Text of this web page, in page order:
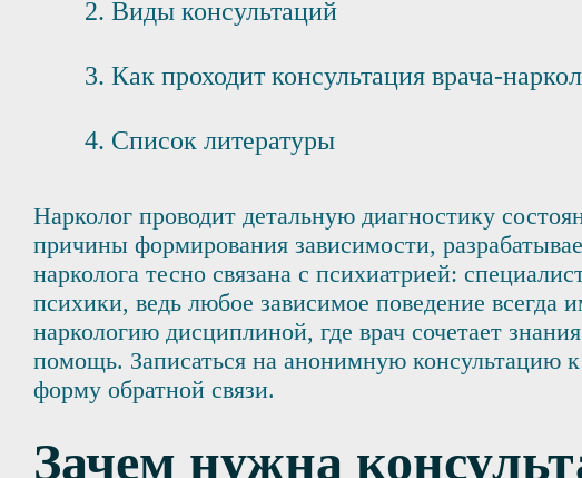
Виды консультаций
Как проходит консультация врача-
Список литературы
Нарколог проводит детальную диагностику
причины формирования зависимости,
нарколога тесно связана с психиатрией:
психики, ведь любое зависимое поведение всегда
наркологию дисциплиной, где врач сочетает
помощь. Записаться на анонимную консультацию
форму обратной связи.
Зачем нужна